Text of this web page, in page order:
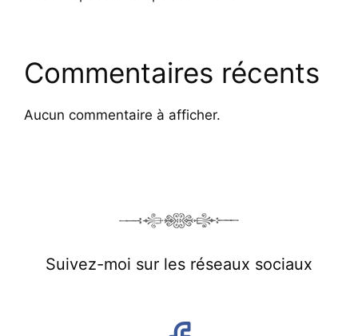
Commentaires récents
Aucun commentaire à afficher.
Suivez-moi sur les réseaux sociaux